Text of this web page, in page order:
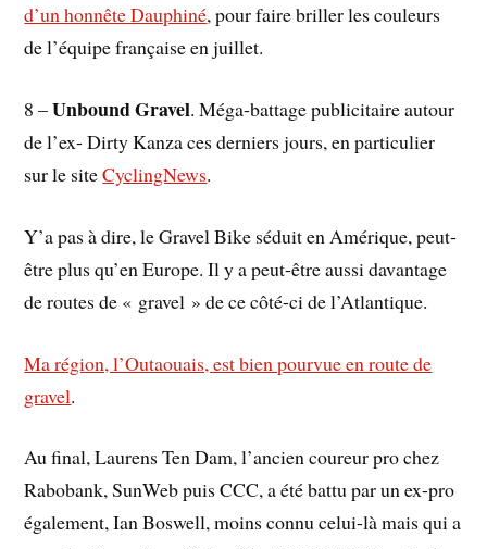
d’un honnête Dauphiné, pour faire briller les couleurs
de l’équipe française en juillet.
8 –Unbound Gravel. Méga-battage publicitaire autour
de l’ex- Dirty Kanza ces derniers jours, en particulier
sur le siteCyclingNews.
Y’a pas à dire, le Gravel Bike séduit en Amérique, peut-
être plus qu’en Europe. Il y a peut-être aussi davantage
de routes de « gravel » de ce côté-ci de l’Atlantique.
Ma région, l’Outaouais, est bien pourvue en route de
gravel.
Au final, Laurens Ten Dam, l’ancien coureur pro chez
Rabobank, SunWeb puis CCC, a été battu par un ex-pro
également, Ian Boswell, moins connu celui-là mais qui a